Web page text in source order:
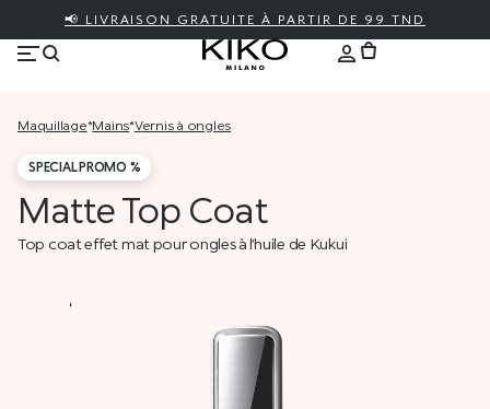
📢 LIVRAISON GRATUITE À PARTIR DE 99 TND
maquillage* mains* vernis à ongles
SPECIAL PROMO %
Matte Top Coat
Top coat effet mat pour ongles à l’huile de Kukui